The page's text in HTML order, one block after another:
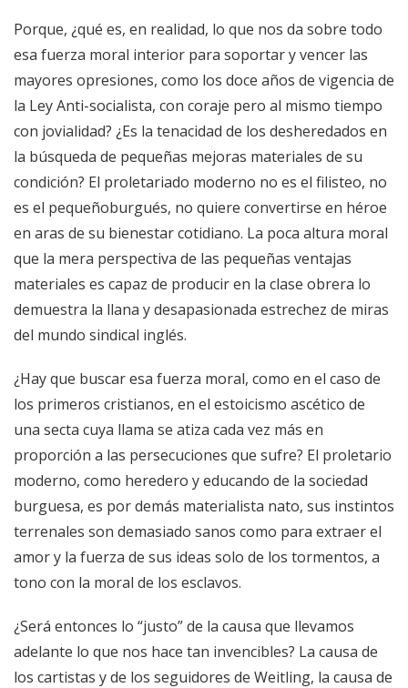
Porque, ¿qué es, en realidad, lo que nos da sobre todo
esa fuerza moral interior para soportar y vencer las
mayores opresiones, como los doce años de vigencia de
la Ley Anti-socialista, con coraje pero al mismo tiempo
con jovialidad? ¿Es la tenacidad de los desheredados en
la búsqueda de pequeñas mejoras materiales de su
condición? El proletariado moderno no es el filisteo, no
es el pequeñoburgués, no quiere convertirse en héroe
en aras de su bienestar cotidiano. La poca altura moral
que la mera perspectiva de las pequeñas ventajas
materiales es capaz de producir en la clase obrera lo
demuestra la llana y desapasionada estrechez de miras
del mundo sindical inglés.
¿Hay que buscar esa fuerza moral, como en el caso de
los primeros cristianos, en el estoicismo ascético de
una secta cuya llama se atiza cada vez más en
proporción a las persecuciones que sufre? El proletario
moderno, como heredero y educando de la sociedad
burguesa, es por demás materialista nato, sus instintos
terrenales son demasiado sanos como para extraer el
amor y la fuerza de sus ideas solo de los tormentos, a
tono con la moral de los esclavos.
¿Será entonces lo “justo” de la causa que llevamos
adelante lo que nos hace tan invencibles? La causa de
los cartistas y de los seguidores de Weitling, la causa de